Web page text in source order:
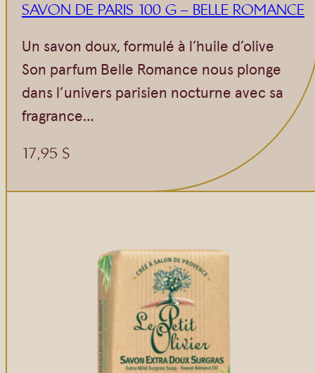
SAVON DE PARIS 100 G – BELLE ROMANCE
Un savon doux, formulé à l’huile d’olive
Son parfum Belle Romance nous plonge
dans l’univers parisien nocturne avec sa
fragrance…
17,95 $